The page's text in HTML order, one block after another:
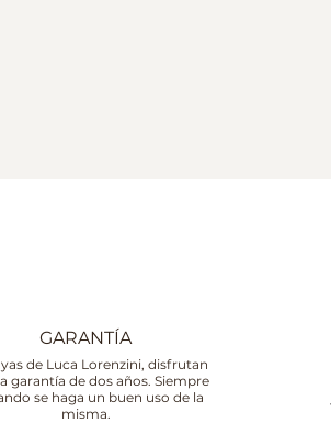
GARANTÍA
de Luca Lorenzini, disfrutan
garantía de dos años. Siempre
se haga un buen uso de la
misma.